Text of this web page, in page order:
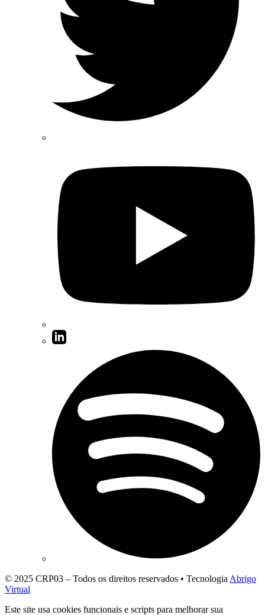
© 2025 CRP03 – Todos os direitos reservados • Tecnologia Abrigo
Virtual
Este site usa cookies funcionais e scripts para melhorar sua